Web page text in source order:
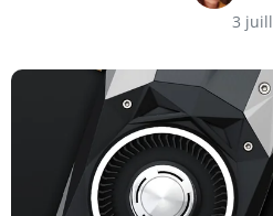
3